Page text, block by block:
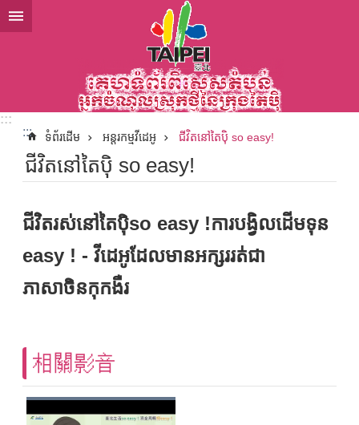
ទៅកាន់មាតិកាប្លុកមាតិកាសំខាន់
:::
:::
ទំព័រដើម អន្តរកម្មវីដេអូ ជីវិតនៅតៃប៉ិ so easy!
ជីវិតនៅតៃប៉ិ so easy!
ជីវិតរស់នៅតៃប៉ិso easy !ការបង្វិលដើមទុន
easy ! - វីដេអូដែលមានអក្សររត់ជា
ភាសាចិនកុកងឺរ
相關影音